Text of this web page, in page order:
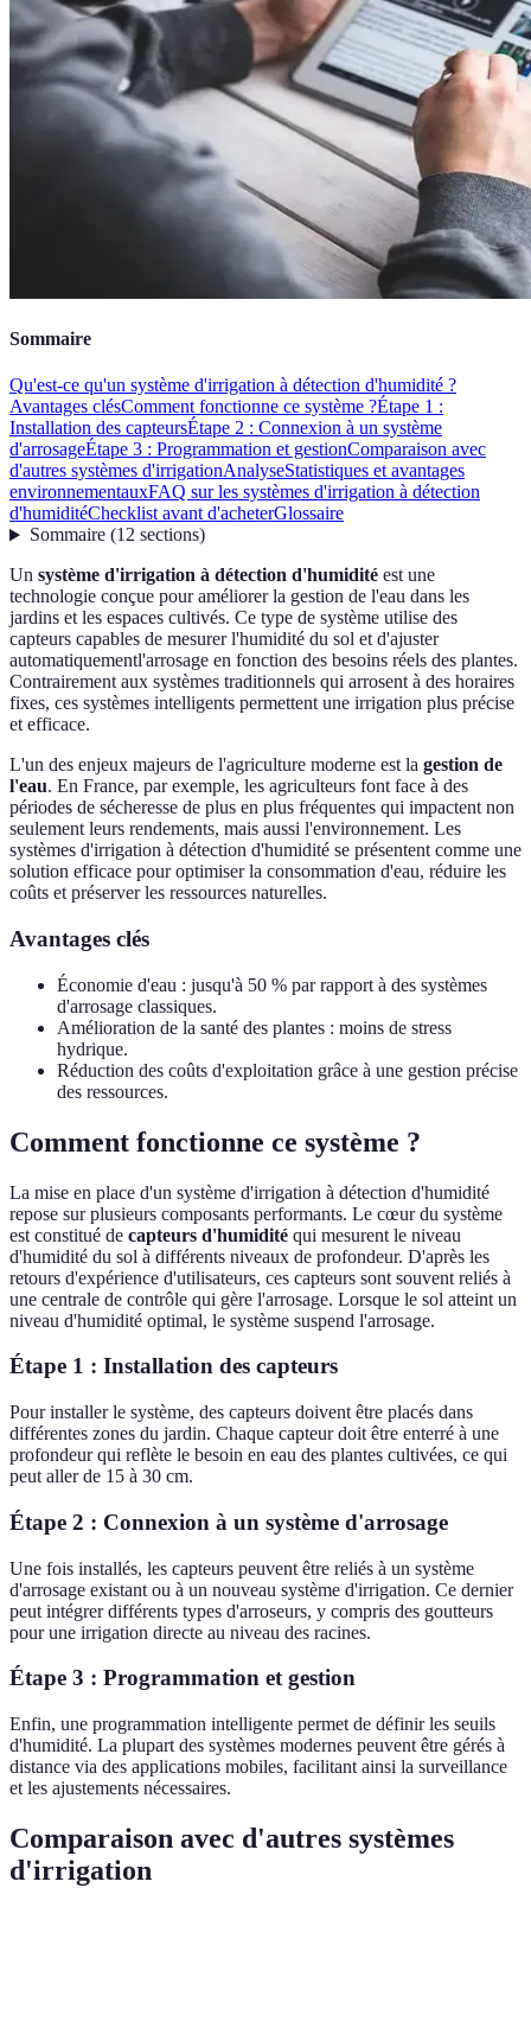
Sommaire
Qu'est-ce qu'un système d'irrigation à détection d'humidité ?
Avantages clésComment fonctionne ce système ?Étape 1 :
Installation des capteursÉtape 2 : Connexion à un système
d'arrosageÉtape 3 : Programmation et gestionComparaison avec
d'autres systèmes d'irrigationAnalyseStatistiques et avantages
environnementauxFAQ sur les systèmes d'irrigation à détection
d'humiditéChecklist avant d'acheterGlossaire
Sommaire(12 sections)
Un système d'irrigation à détection d'humidité est une
technologie conçue pour améliorer la gestion de l'eau dans les
jardins et les espaces cultivés. Ce type de système utilise des
capteurs capables de mesurer l'humidité du sol et d'ajuster
automatiquementl'arrosage en fonction des besoins réels des plantes.
Contrairement aux systèmes traditionnels qui arrosent à des horaires
fixes, ces systèmes intelligents permettent une irrigation plus précise
et efficace.
L'un des enjeux majeurs de l'agriculture moderne est la gestion de
l'eau. En France, par exemple, les agriculteurs font face à des
périodes de sécheresse de plus en plus fréquentes qui impactent non
seulement leurs rendements, mais aussi l'environnement. Les
systèmes d'irrigation à détection d'humidité se présentent comme une
solution efficace pour optimiser la consommation d'eau, réduire les
coûts et préserver les ressources naturelles.
Avantages clés
Économie d'eau : jusqu'à 50 % par rapport à des systèmes
d'arrosage classiques.
Amélioration de la santé des plantes : moins de stress
hydrique.
Réduction des coûts d'exploitation grâce à une gestion précise
des ressources.
Comment fonctionne ce système ?
La mise en place d'un système d'irrigation à détection d'humidité
repose sur plusieurs composants performants. Le cœur du système
est constitué de capteurs d'humidité qui mesurent le niveau
d'humidité du sol à différents niveaux de profondeur. D'après les
retours d'expérience d'utilisateurs, ces capteurs sont souvent reliés à
une centrale de contrôle qui gère l'arrosage. Lorsque le sol atteint un
niveau d'humidité optimal, le système suspend l'arrosage.
Étape 1 : Installation des capteurs
Pour installer le système, des capteurs doivent être placés dans
différentes zones du jardin. Chaque capteur doit être enterré à une
profondeur qui reflète le besoin en eau des plantes cultivées, ce qui
peut aller de 15 à 30 cm.
Étape 2 : Connexion à un système d'arrosage
Une fois installés, les capteurs peuvent être reliés à un système
d'arrosage existant ou à un nouveau système d'irrigation. Ce dernier
peut intégrer différents types d'arroseurs, y compris des goutteurs
pour une irrigation directe au niveau des racines.
Étape 3 : Programmation et gestion
Enfin, une programmation intelligente permet de définir les seuils
d'humidité. La plupart des systèmes modernes peuvent être gérés à
distance via des applications mobiles, facilitant ainsi la surveillance
et les ajustements nécessaires.
Comparaison avec d'autres systèmes
d'irrigation